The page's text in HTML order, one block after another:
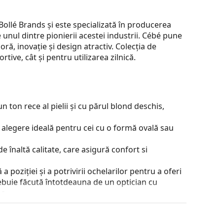
Brands și este specializată în producerea
dintre pionierii acestei industrii. Cébé pune
inovație și design atractiv. Colecția de
cât și pentru utilizarea zilnică.
ton rece al pielii și cu părul blond deschis,
ideală pentru cei cu o formă ovală sau
înaltă calitate, care asigură confort si
poziției și a potrivirii ochelarilor pentru a oferi
făcută întotdeauna de un optician cu